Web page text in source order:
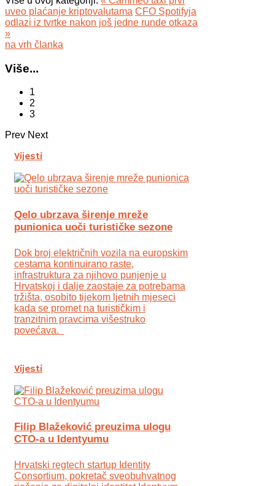
uveo plaćanje kriptovalutama CFO Spotifyja
odlazi iz tvrtke nakon još jedne runde otkaza
»
na vrh članka
Više...
1
2
3
Prev Next
Vijesti
Qelo ubrzava širenje mreže
punionica uoči turističke sezone
Dok broj električnih vozila na europskim
cestama kontinuirano raste,
infrastruktura za njihovo punjenje u
Hrvatskoj i dalje zaostaje za potrebama
tržišta, osobito tijekom ljetnih mjeseci
kada se promet na turističkim i
tranzitnim pravcima višestruko
povećava.
Vijesti
Filip Blažeković preuzima ulogu
CTO-a u Identyumu
Hrvatski regtech startup Identity
Consortium, pokretač sveobuhvatnog